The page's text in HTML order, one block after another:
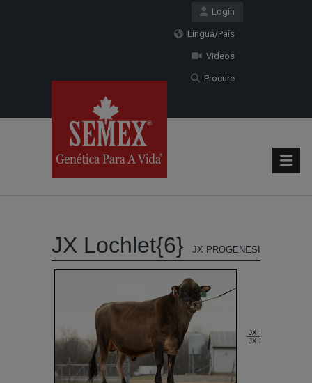
Login
Língua/País
Videos
Procure